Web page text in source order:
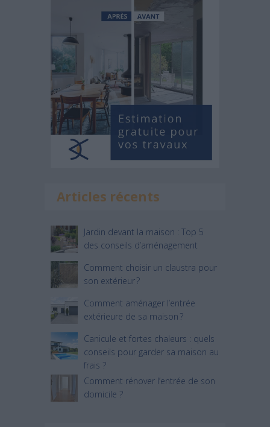
Articles récents
Jardin devant la maison : Top 5
des conseils d’aménagement
Comment choisir un claustra pour
son extérieur ?
Comment aménager l’entrée
extérieure de sa maison ?
Canicule et fortes chaleurs : quels
conseils pour garder sa maison au
frais ?
Comment rénover l’entrée de son
domicile ?